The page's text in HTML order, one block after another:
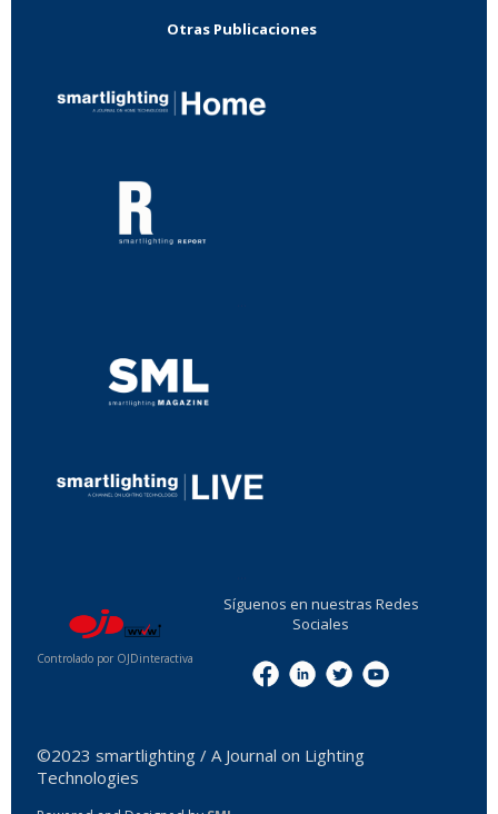
Otras Publicaciones
Controlado por OJDinteractiva
Síguenos en nuestras Redes
Sociales
©2023 smartlighting / A Journal on Lighting
Technologies